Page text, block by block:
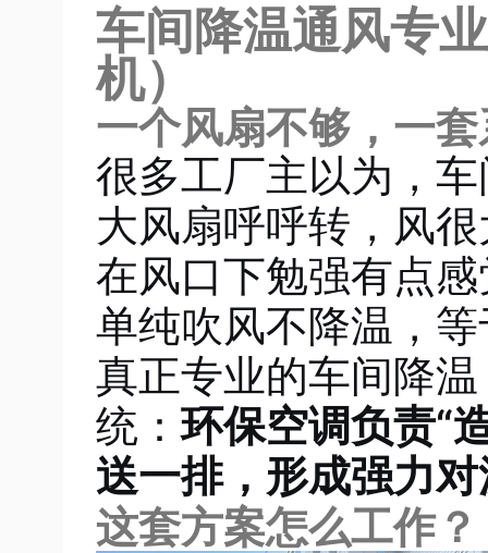
车间降温通风专
机）
一个风扇不够，一
很多工厂主以为，
大风扇呼呼转，风
在风口下勉强有点
单纯吹风不降温，
真正专业的车间降
统：环保空调负责“
送一排，形成强力
这套方案怎么工作？